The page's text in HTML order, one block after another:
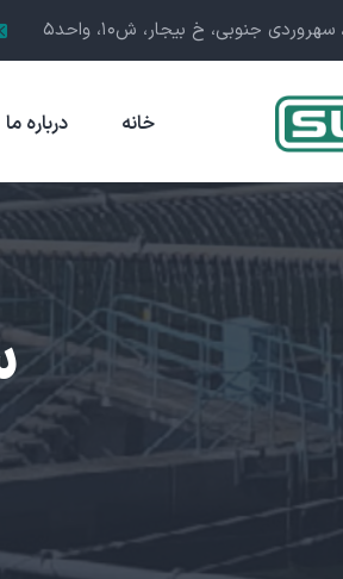
جنوبی، خ بیجار، ش۱۰، واحد۵
خانه درباره ما